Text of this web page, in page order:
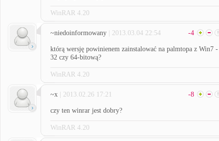
WinRAR 4.20
~niedoinformowany | 2013.03.04 22:54 -4
którą wersję powinienem zainstalować na palmtopa z Win7 -
32 czy 64-bitową?
WinRAR 4.20
~x | 2013.02.26 17:21 -8
czy ten winrar jest dobry?
WinRAR 4.20